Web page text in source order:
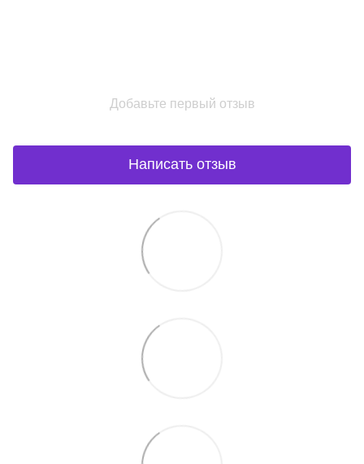
Добавьте первый отзыв
Написать отзыв